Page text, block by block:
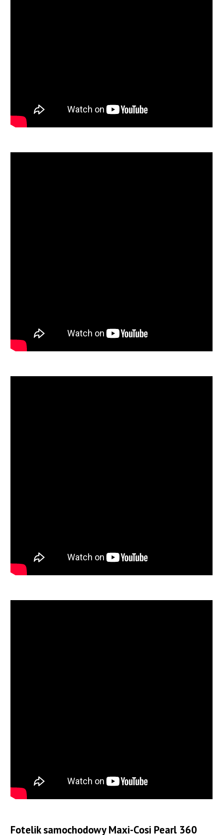
Fotelik samochodowy Maxi-Cosi Pearl 360